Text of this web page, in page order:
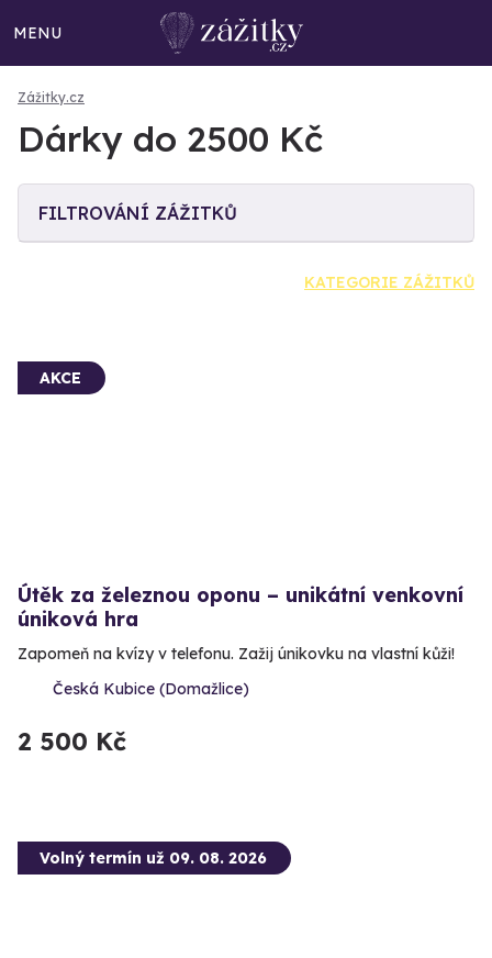
MENU
Zážitky.cz
Dárky do 2500 Kč
FILTROVÁNÍ ZÁŽITKŮ
KATEGORIE ZÁŽITKŮ
AKCE
Útěk za železnou oponu – unikátní venkovní
úniková hra
Zapomeň na kvízy v telefonu. Zažij únikovku na vlastní kůži!
Česká Kubice (Domažlice)
2 500 Kč
Volný termín už 09. 08. 2026